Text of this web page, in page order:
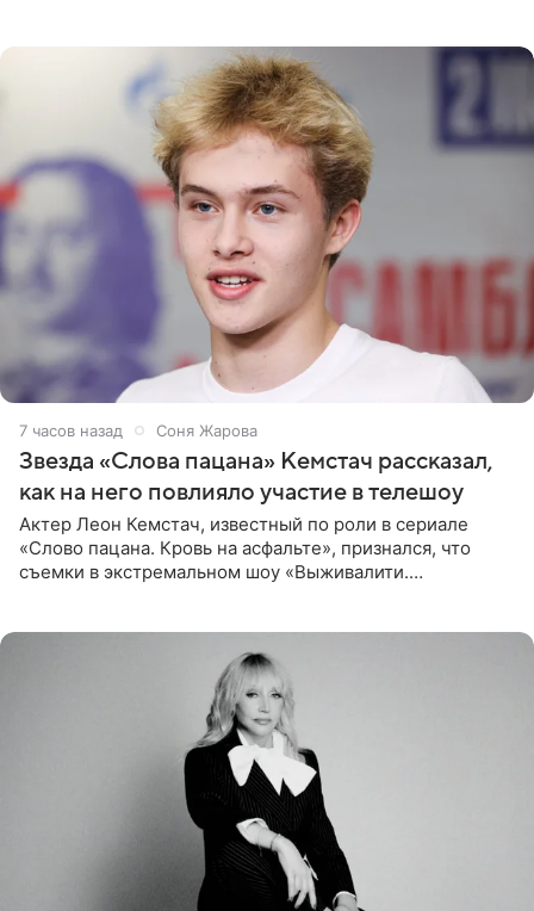
7 часов назад Соня Жарова
Звезда «Слова пацана» Кемстач рассказал,
как на него повлияло участие в телешоу
Актер Леон Кемстач, известный по роли в сериале
«Слово пацана. Кровь на асфальте», признался, что
съемки в экстремальном шоу «Выживалити.